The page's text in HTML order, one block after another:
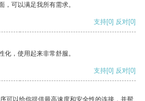
，可以满足我所有需求。
支持[0] 反对[0]
化，使用起来非常舒服。
支持[0] 反对[0]
可以给你提供最高速度和安全性的连接，并帮